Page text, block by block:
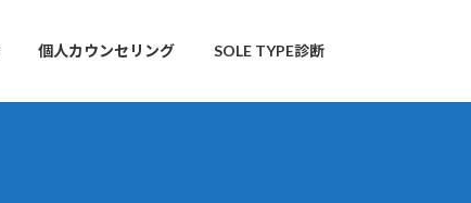
個人カウンセリング SOLE TYPE診断